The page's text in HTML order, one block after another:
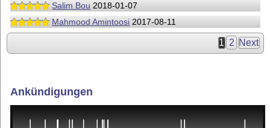
Salim Bou 2018-01-07
Mahmood Amintoosi 2017-08-11
1 2 Next
Ankündigungen